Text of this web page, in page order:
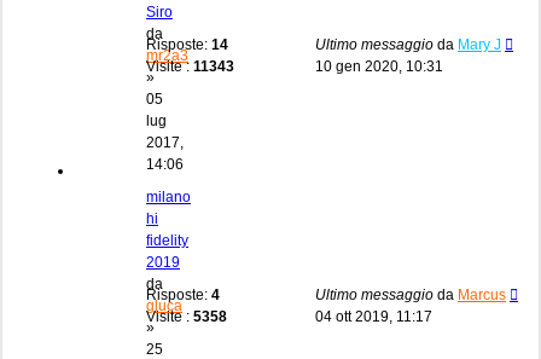
Siro
da
mr2a3
»
05
lug
2017,
14:06
Risposte: 14
Visite : 11343
Ultimo messaggio da Mary J
10 gen 2020, 10:31
milano
hi
fidelity
2019
da
gluca
»
25
Risposte: 4
Visite : 5358
Ultimo messaggio da Marcus
04 ott 2019, 11:17